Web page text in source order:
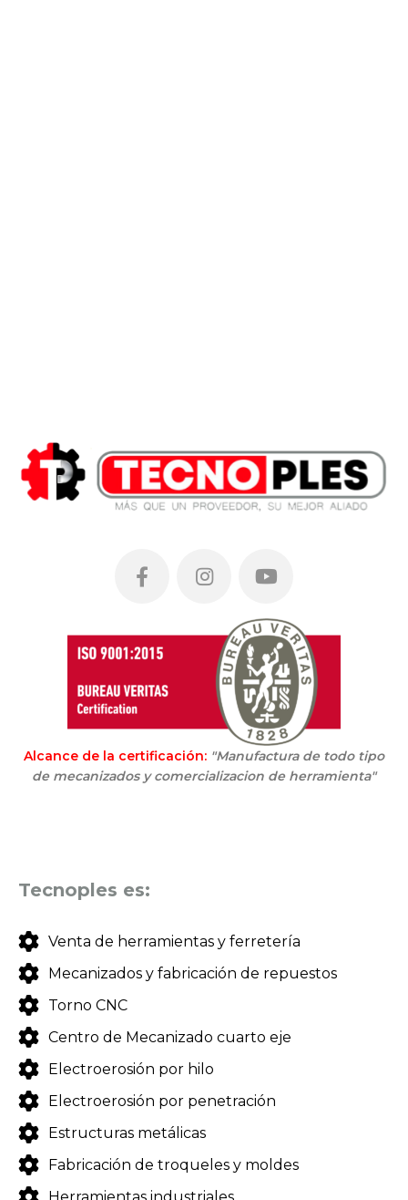
Alcance de la certificación: "Manufactura de todo tipo
de mecanizados y comercializacion de herramienta"
Tecnoples es:
Venta de herramientas y ferretería
Mecanizados y fabricación de repuestos
Torno CNC
Centro de Mecanizado cuarto eje
Electroerosión por hilo
Electroerosión por penetración
Estructuras metálicas
Fabricación de troqueles y moldes